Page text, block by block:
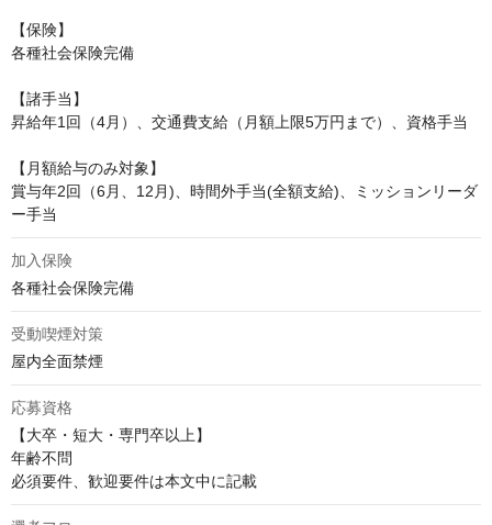
【保険】
各種社会保険完備
【諸手当】
昇給年1回（4月）、交通費支給（月額上限5万円まで）、資格手当
【月額給与のみ対象】
賞与年2回（6月、12月)、時間外手当(全額支給)、ミッションリーダ
ー手当
加入保険
各種社会保険完備
受動喫煙対策
屋内全面禁煙
応募資格
【大卒・短大・専門卒以上】
年齢不問
必須要件、歓迎要件は本文中に記載